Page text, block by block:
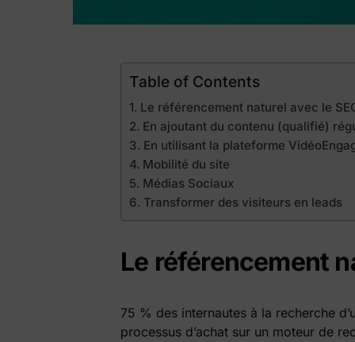
Table of Contents
Le référencement naturel avec le
En ajoutant du contenu (qualifié)
En utilisant la plateforme
Mobilité du site
Médias Sociaux
Transformer des visiteurs en leads
Le référencement
75 % des internautes à la recherche
processus d’achat sur un moteur de